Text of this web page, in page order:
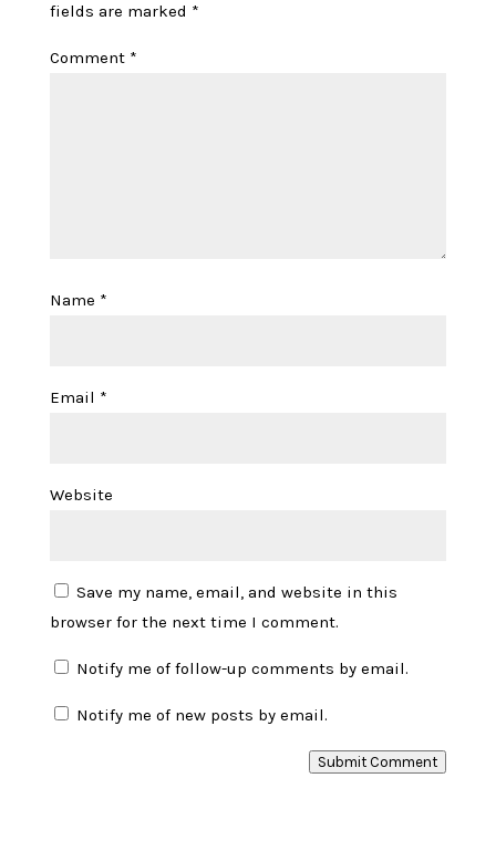
fields are marked *
Comment *
Name *
Email *
Website
Save my name, email, and website in this
browser for the next time I comment.
Notify me of follow-up comments by email.
Notify me of new posts by email.
Submit Comment